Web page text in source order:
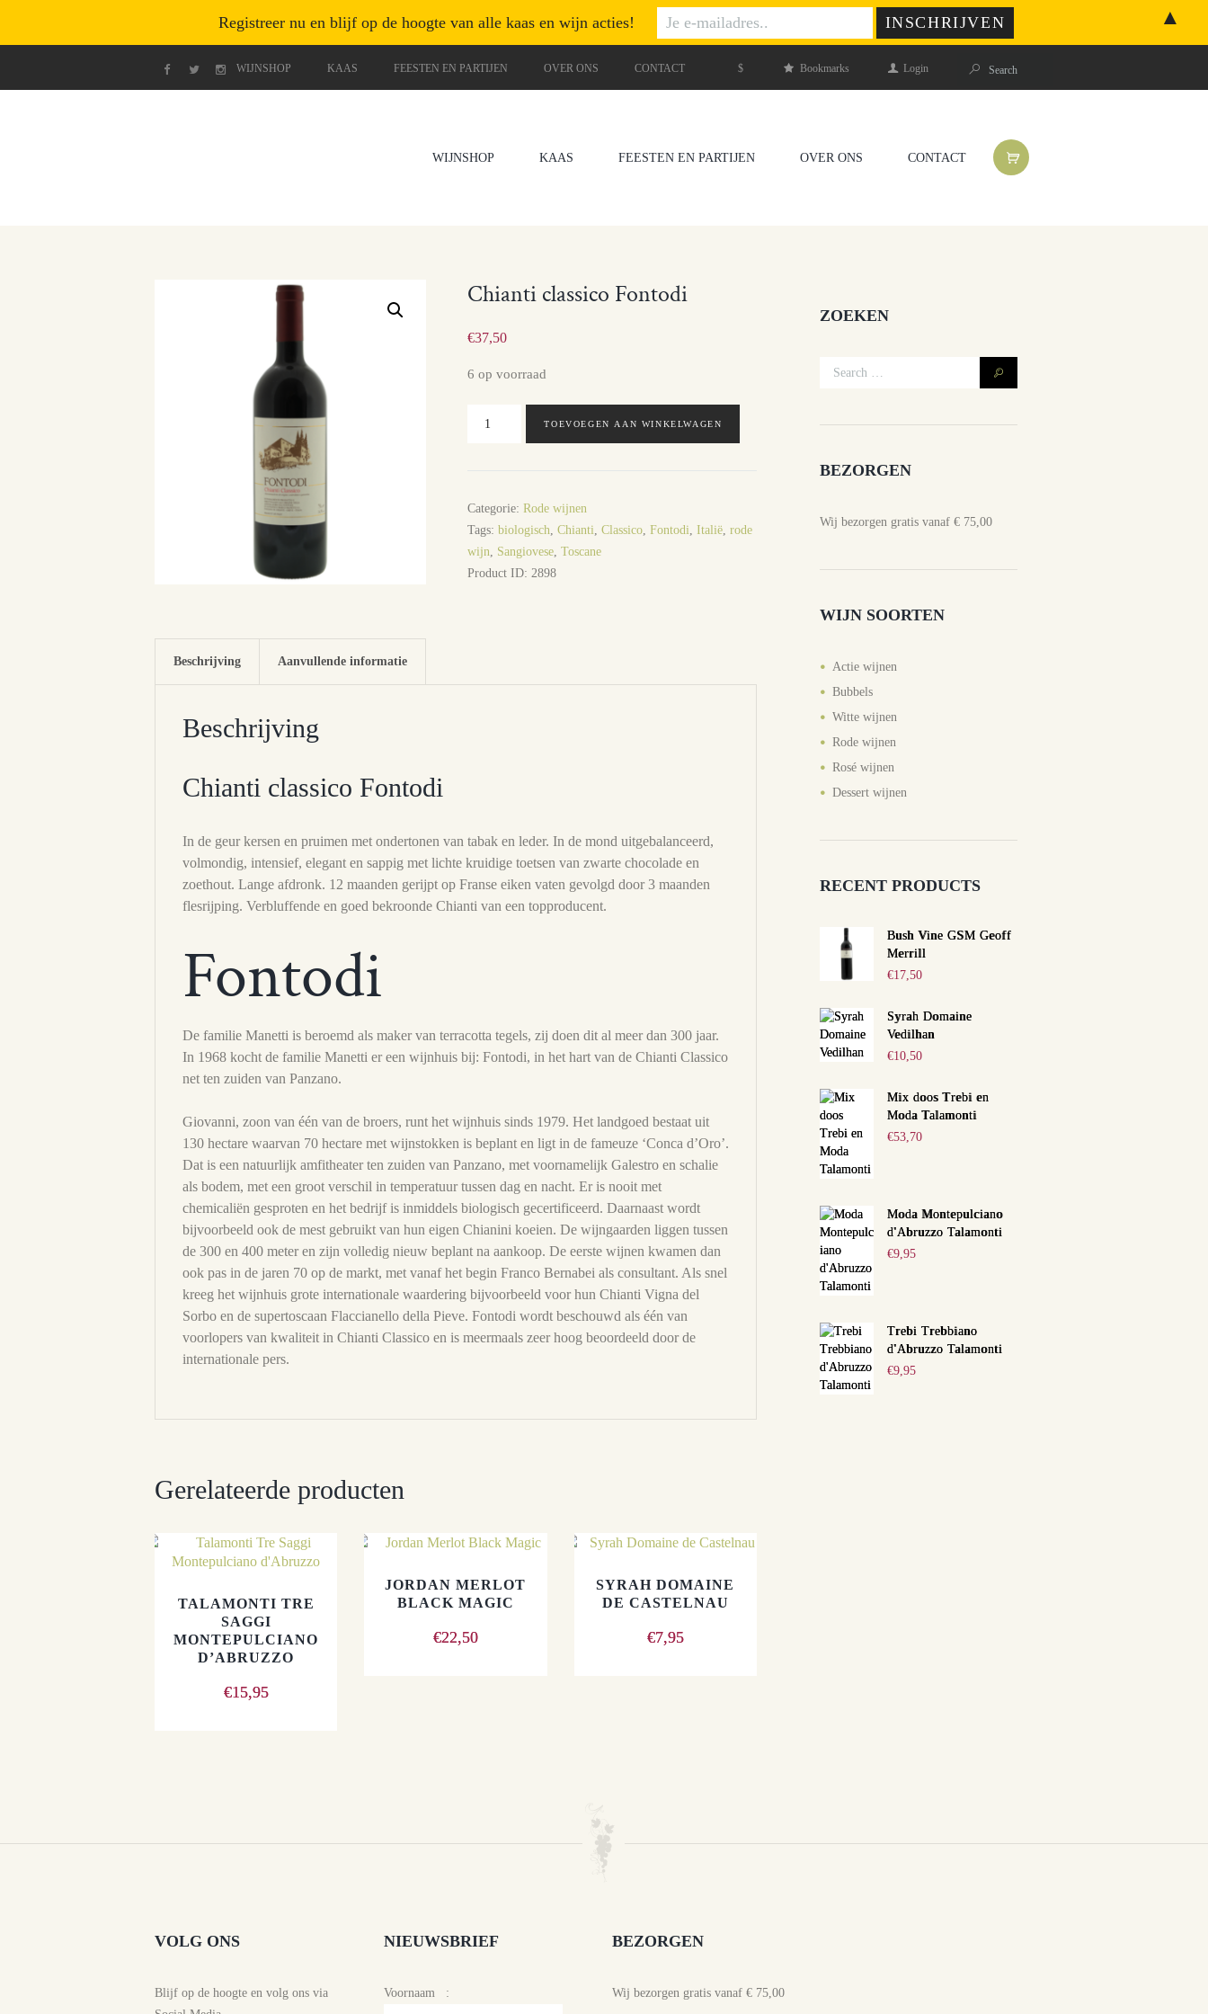
WIJNSHOP KAAS FEESTEN EN PARTIJEN OVER ONS CONTACT $ Bookmarks Login
WIJNSHOP KAAS FEESTEN EN PARTIJEN OVER ONS CONTACT
Chianti classico Fontodi
€37,50
6 op voorraad
TOEVOEGEN AAN WINKELWAGEN
Categorie:Rode wijnen
Tags:biologisch ,Chianti ,Classico ,Fontodi ,Italië ,rode
wijn
Sangiovese ,Toscane
Product ID: 2898
Beschrijving Aanvullende informatie
Beschrijving
Chianti classico Fontodi
In de geur kersen en pruimen met ondertonen van tabak en leder. In de mond uitgebalanceerd,
volmondig, intensief, elegant en sappig met lichte kruidige toetsen van zwarte chocolade en
zoethout. Lange afdronk. 12 maanden gerijpt op Franse eiken vaten gevolgd door 3 maanden
flesrijping. Verbluffende en goed bekroonde Chianti van een topproducent.
Fontodi
De familie Manetti is beroemd als maker van terracotta tegels, zij doen dit al meer dan 300 jaar.
In 1968 kocht de familie Manetti er een wijnhuis bij: Fontodi, in het hart van de Chianti Classico
net ten zuiden van Panzano.
Giovanni, zoon van één van de broers, runt het wijnhuis sinds 1979. Het landgoed bestaat uit
130 hectare waarvan 70 hectare met wijnstokken is beplant en ligt in de fameuze ‘Conca d’Oro’.
Dat is een natuurlijk amfitheater ten zuiden van Panzano, met voornamelijk Galestro en schalie
als bodem, met een groot verschil in temperatuur tussen dag en nacht. Er is nooit met
chemicaliën gesproten en het bedrijf is inmiddels biologisch gecertificeerd. Daarnaast wordt
bijvoorbeeld ook de mest gebruikt van hun eigen Chianini koeien. De wijngaarden liggen tussen
de 300 en 400 meter en zijn volledig nieuw beplant na aankoop. De eerste wijnen kwamen dan
ook pas in de jaren 70 op de markt, met vanaf het begin Franco Bernabei als consultant. Als snel
kreeg het wijnhuis grote internationale waardering bijvoorbeeld voor hun Chianti Vigna del
Sorbo en de supertoscaan Flaccianello della Pieve. Fontodi wordt beschouwd als één van
voorlopers van kwaliteit in Chianti Classico en is meermaals zeer hoog beoordeeld door de
internationale pers.
Gerelateerde producten
TALAMONTI TRE
SAGGI
MONTEPULCIANO
D’ABRUZZO
€15,95
JORDAN MERLOT
BLACK MAGIC
€22,50
SYRAH DOMAINE
DE CASTELNAU
€7,95
ZOEKEN
BEZORGEN
Wij bezorgen gratis vanaf € 75,00
WIJN SOORTEN
Actie wijnen
Bubbels
Witte wijnen
Rode wijnen
Rosé wijnen
Dessert wijnen
RECENT PRODUCTS
Bush Vine GSM Geoff
Merrill
€17,50
Syrah Domaine
Vedilhan
€10,50
Mix doos Trebi en
Moda Talamonti
€53,70
Moda Montepulciano
d'Abruzzo Talamonti
€9,95
Trebi Trebbiano
d'Abruzzo Talamonti
€9,95
VOLG ONS
Blijf op de hoogte en volg ons via
NIEUWSBRIEF
Voornaam :
BEZORGEN
Wij bezorgen gratis vanaf € 75,00
Registreer nu en blijf op de hoogte van alle kaas en wijn acties! ▲